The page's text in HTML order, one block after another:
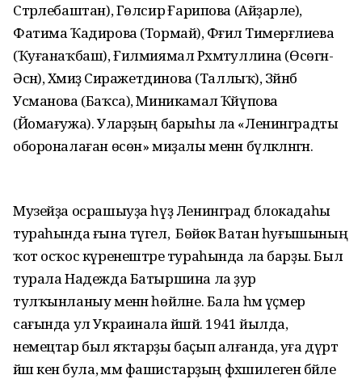
Стәрлебаштан), Гөлсирә Ғарипова (Айҙарәле),
Фатима Ҡадирова (Тормай), Фәғилә Тимерғәлиева
(Ҡуғанаҡбаш), Ғилмиямал Рәхмәтуллина (Өсөгән-
Әсән), Хәмиҙә Сиражетдинова (Таллыҡ), Зәйнәб
Усманова (Баҡса), Миникамал Ҡәйүпова
(Йомағужа). Уларҙың барыһы ла «Ленинградты
обороналаған өсөн» миҙалы менән бүләкләнгән.
Музейҙа осрашыуҙа һүҙ Ленинград блокадаһы
тураһында ғына түгел, ә Бөйөк Ватан һуғышының
ҡот осҡос күренештәре тураһында ла барҙы. Был
турала Надежда Батыршина ла ҙур
тулҡынланыу менән һөйләне. Бала һәм үҫмер
сағында ул Украинала йәшәй. 1941 йылда,
немецтар был яҡтарҙы баҫып алғанда, уға дүрт
йәш кенә була, әммә фашистарҙың фәхшилегенә бәйле